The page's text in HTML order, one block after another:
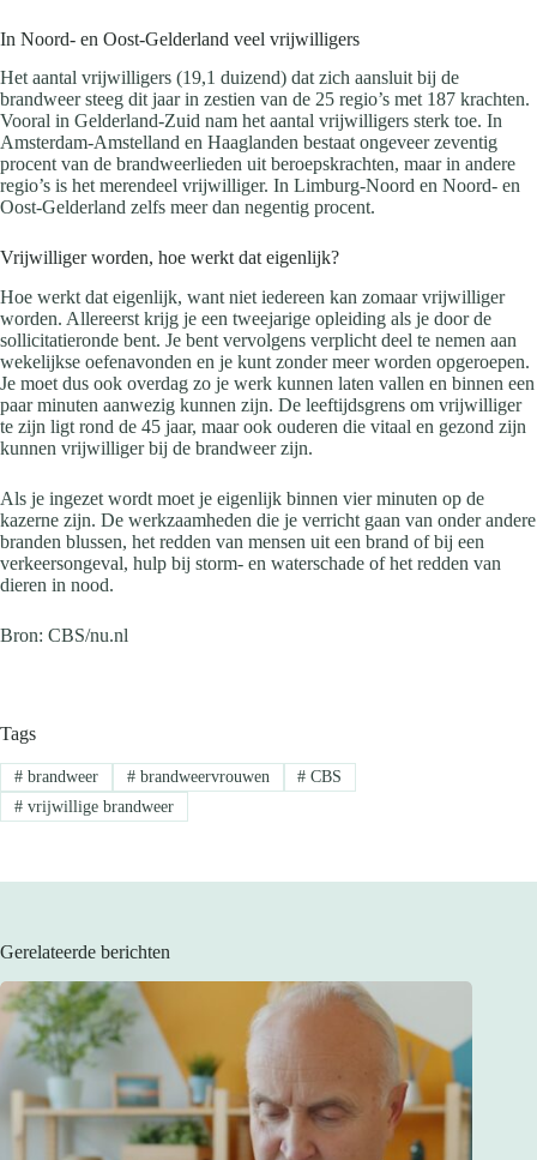
In Noord- en Oost-Gelderland veel vrijwilligers
Het aantal vrijwilligers (19,1 duizend) dat zich aansluit bij de
brandweer steeg dit jaar in zestien van de 25 regio’s met 187 krachten.
Vooral in Gelderland-Zuid nam het aantal vrijwilligers sterk toe. In
Amsterdam-Amstelland en Haaglanden bestaat ongeveer zeventig
procent van de brandweerlieden uit beroepskrachten, maar in andere
regio’s is het merendeel vrijwilliger. In Limburg-Noord en Noord- en
Oost-Gelderland zelfs meer dan negentig procent.
Vrijwilliger worden, hoe werkt dat eigenlijk?
Hoe werkt dat eigenlijk, want niet iedereen kan zomaar vrijwilliger
worden. Allereerst krijg je een tweejarige opleiding als je door de
sollicitatieronde bent. Je bent vervolgens verplicht deel te nemen aan
wekelijkse oefenavonden en je kunt zonder meer worden opgeroepen.
Je moet dus ook overdag zo je werk kunnen laten vallen en binnen een
paar minuten aanwezig kunnen zijn. De leeftijdsgrens om vrijwilliger
te zijn ligt rond de 45 jaar, maar ook ouderen die vitaal en gezond zijn
kunnen vrijwilliger bij de brandweer zijn.
Als je ingezet wordt moet je eigenlijk binnen vier minuten op de
kazerne zijn. De werkzaamheden die je verricht gaan van onder andere
branden blussen, het redden van mensen uit een brand of bij een
verkeersongeval, hulp bij storm- en waterschade of het redden van
dieren in nood.
Bron: CBS/nu.nl
Tags
#brandweer #brandweervrouwen # CBS
#vrijwillige brandweer
Gerelateerde berichten